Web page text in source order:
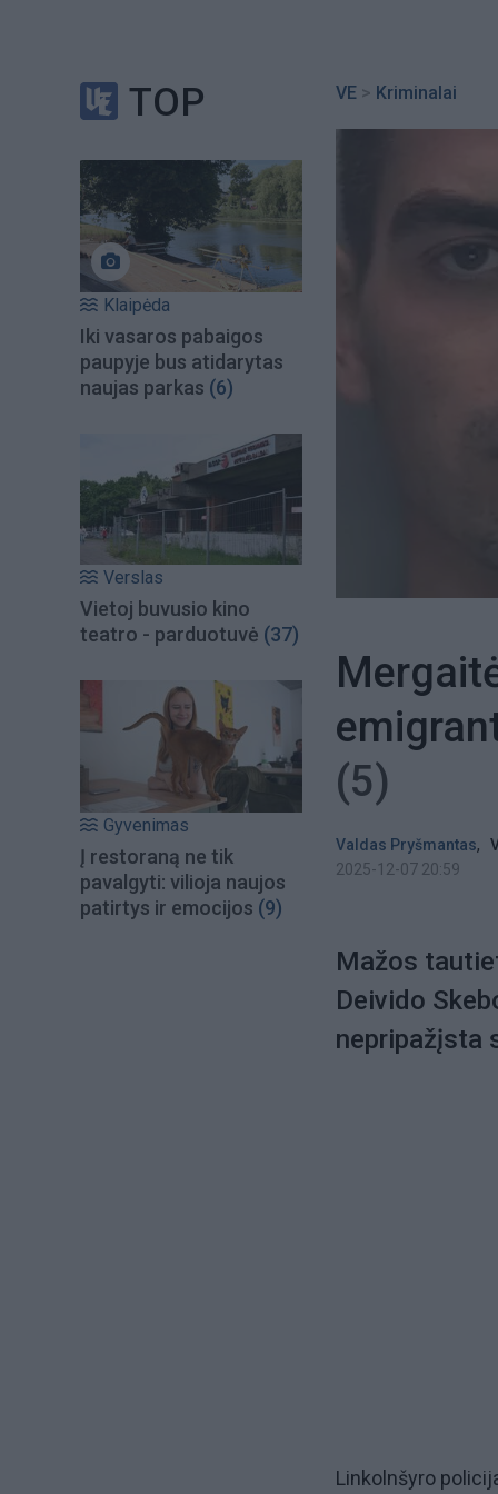
TOP
Klaipėda
Iki vasaros pabaigos
paupyje bus atidarytas
naujas parkas (6)
Verslas
Vietoj buvusio kino
teatro - parduotuvė (37)
Gyvenimas
Į restoraną ne tik
pavalgyti: vilioja naujos
patirtys ir emocijos (9)
VE > Kriminalai
(5)
Valdas Pryšmantas,
2025-12-07 20:59
Mažos
Deivido
nepripažįsta
Linkolnšyro